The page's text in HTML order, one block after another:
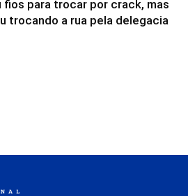
fios para trocar por crack, mas
trocando a rua pela delegacia